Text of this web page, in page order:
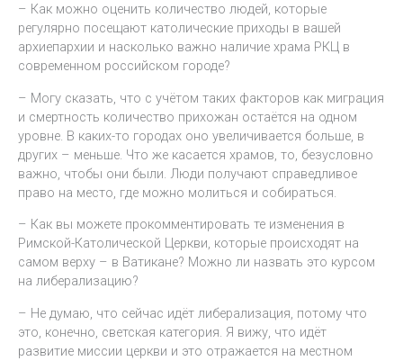
– Как можно оценить количество людей, которые
регулярно посещают католические приходы в вашей
архиепархии и насколько важно наличие храма РКЦ в
современном российском городе?
– Могу сказать, что с учётом таких факторов как миграция
и смертность количество прихожан остаётся на одном
уровне. В каких-то городах оно увеличивается больше, в
других – меньше. Что же касается храмов, то, безусловно
важно, чтобы они были. Люди получают справедливое
право на место, где можно молиться и собираться.
– Как вы можете прокомментировать те изменения в
Римской-Католической Церкви, которые происходят на
самом верху – в Ватикане? Можно ли назвать это курсом
на либерализацию?
– Не думаю, что сейчас идёт либерализация, потому что
это, конечно, светская категория. Я вижу, что идёт
развитие миссии церкви и это отражается на местном